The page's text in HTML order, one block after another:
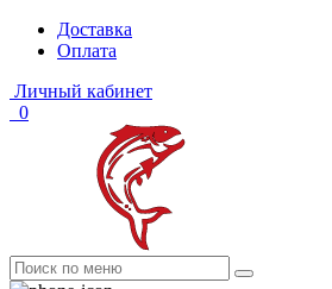
Доставка
Оплата
Личный кабинет
0